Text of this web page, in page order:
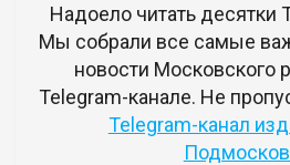
Надоело читать десятки
Мы собрали все самые
новости Московского
Telegram-канале. Не
Telegram-канал